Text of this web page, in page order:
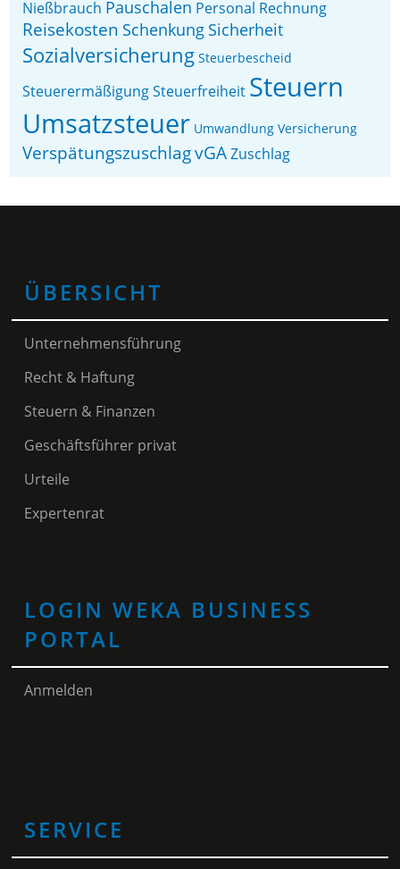
Nießbrauch Pauschalen Personal Rechnung
Reisekosten Schenkung Sicherheit
Sozialversicherung Steuerbescheid
SteuerermäßigungSteuerfreiheit Steuern
Umsatzsteuer Umwandlung Versicherung
VerspätungszuschlagvGAZuschlag
ÜBERSICHT
Unternehmensführung
Recht & Haftung
Steuern & Finanzen
Geschäftsführer privat
Urteile
Expertenrat
LOGIN WEKA BUSINESS
PORTAL
Anmelden
SERVICE